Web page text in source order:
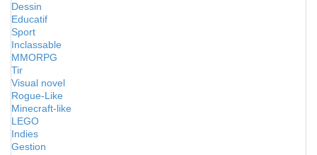
Dessin
Educatif
Sport
Inclassable
MMORPG
Tir
Visual novel
Rogue-Like
Minecraft-like
LEGO
Indies
Gestion